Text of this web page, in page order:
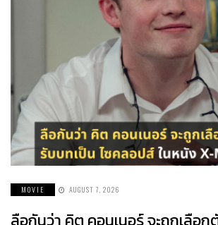
MOVIE AUGUST 7, 2026